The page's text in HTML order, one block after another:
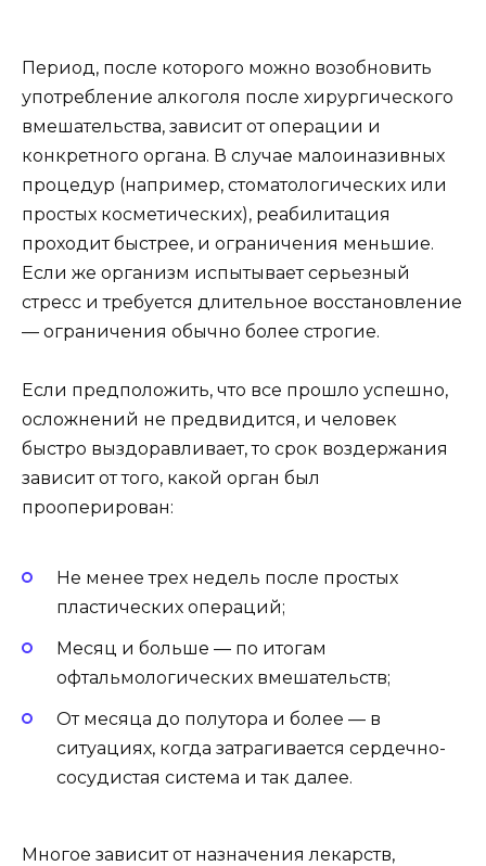
Период, после которого можно возобновить
употребление алкоголя после хирургического
вмешательства, зависит от операции и
конкретного органа. В случае малоиназивных
процедур (например, стоматологических или
простых косметических), реабилитация
проходит быстрее, и ограничения меньшие.
Если же организм испытывает серьезный
стресс и требуется длительное восстановление
— ограничения обычно более строгие.
Если предположить, что все прошло успешно,
осложнений не предвидится, и человек
быстро выздоравливает, то срок воздержания
зависит от того, какой орган был
прооперирован:
Не менее трех недель после простых
пластических операций;
Месяц и больше — по итогам
офтальмологических вмешательств;
От месяца до полутора и более — в
ситуациях, когда затрагивается сердечно-
сосудистая система и так далее.
Многое зависит от назначения лекарств,